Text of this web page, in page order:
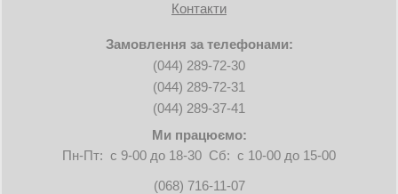
Контакти
Замовлення за телефонами:
(044) 289-72-30
(044) 289-72-31
(044) 289-37-41
Ми працюємо:
Пн-Пт: с 9-00 до 18-30 Сб: с 10-00 до 15-00
(068) 716-11-07